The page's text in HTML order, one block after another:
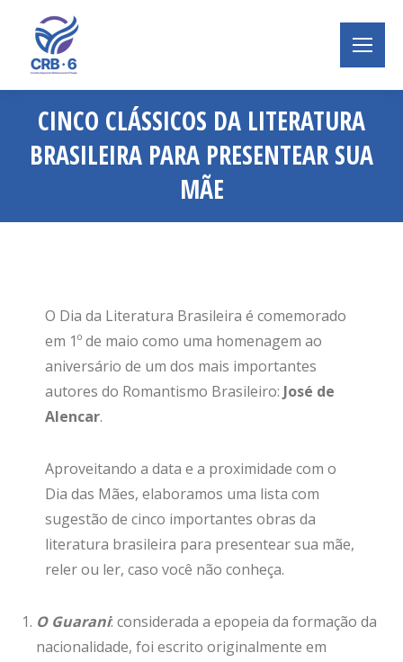
CINCO CLÁSSICOS DA LITERATURA
BRASILEIRA PARA PRESENTEAR SUA
MÃE
Você está aqui:
O Dia da Literatura Brasileira é comemorado
em 1º de maio como uma homenagem ao
aniversário de um dos mais importantes
autores do Romantismo Brasileiro: José de
Alencar.
Aproveitando a data e a proximidade com o
Dia das Mães, elaboramos uma lista com
sugestão de cinco importantes obras da
literatura brasileira para presentear sua mãe,
reler ou ler, caso você não conheça.
O Guarani: considerada a epopeia da formação da
nacionalidade, foi escrito originalmente em